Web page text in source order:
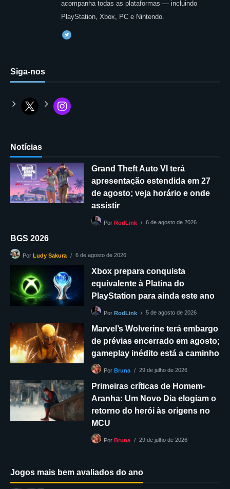
acompanha todas as plataformas — incluindo
PlayStation, Xbox, PC e Nintendo.
Siga-nos
Notícias
Grand Theft Auto VI terá
apresentação estendida em 27
de agosto; veja horário e onde
assistir
Por RodLink 6 de agosto de 2026
BGS 2026
Por Ludy Sakura 6 de agosto de 2026
Xbox prepara conquista
equivalente à Platina do
PlayStation para ainda este ano
Por RodLink 5 de agosto de 2026
Marvel’s Wolverine terá embargo
de prévias encerrado em agosto;
gameplay inédito está a caminho
Por Bruna 29 de julho de 2026
Primeiras críticas de Homem-
Aranha: Um Novo Dia elogiam o
retorno do herói às origens no
MCU
Por Bruna 29 de julho de 2026
Jogos mais bem avaliados do ano